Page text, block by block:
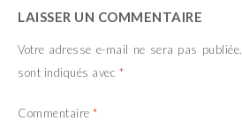
LAISSER UN COMMENTAIRE
Votre adresse e-mail ne sera pas publiée.
sont indiqués avec *
Commentaire *